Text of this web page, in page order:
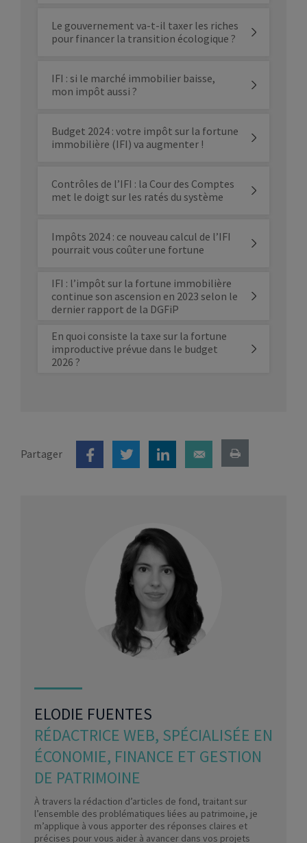
Le gouvernement va-t-il taxer les riches
pour financer la transition écologique ?
IFI : si le marché immobilier baisse,
mon impôt aussi ?
Budget 2024 : votre impôt sur la fortune
immobilière (IFI) va augmenter !
Contrôles de l’IFI : la Cour des Comptes
met le doigt sur les ratés du système
Impôts 2024 : ce nouveau calcul de l’IFI
pourrait vous coûter une fortune
IFI : l’impôt sur la fortune immobilière
continue son ascension en 2023 selon le
dernier rapport de la DGFiP
En quoi consiste la taxe sur la fortune
improductive prévue dans le budget
2026 ?
Partager
ELODIE FUENTES
RÉDACTRICE WEB, SPÉCIALISÉE EN
ÉCONOMIE, FINANCE ET GESTION
DE PATRIMOINE
À travers la rédaction d’articles de fond, traitant sur
l’ensemble des problématiques liées au patrimoine, je
m’applique à vous apporter des réponses claires et
précises pour vous aider à avancer dans vos projets